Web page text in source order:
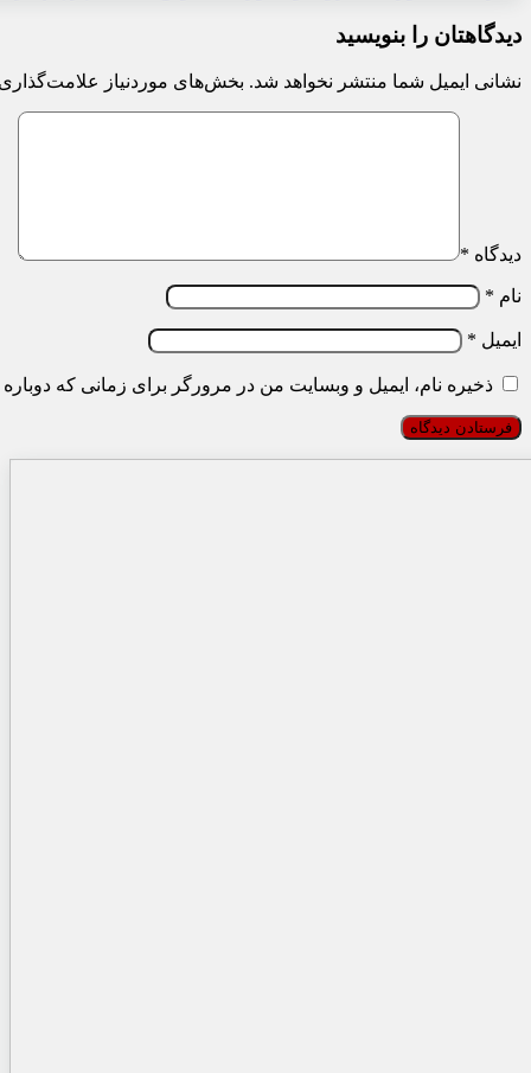
دیدگاهتان را بنویسید
نشانی ایمیل شما منتشر نخواهد شد. بخش‌های موردنیاز
دیدگاه *
نام *
ایمیل *
ذخیره نام، ایمیل و وبسایت من در مرورگر برای زمانی که